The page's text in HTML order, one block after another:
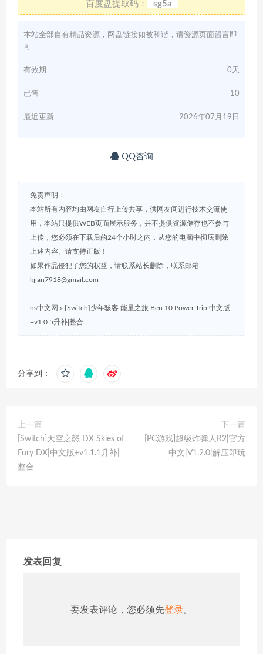
百度盘提取码： sg5a
本站全部自有精品资源，网盘链接如被和谐，请资源页面留言即
可
有效期 0天
已售 10
最近更新 2026年07月19日
QQ咨询
免责声明：
本站所有内容均由网友自行上传共享，供网友间进行技术交流使
用，本站只提供WEB页面展示服务，并不提供资源储存也不参与
上传，您必须在下载后的24个小时之内，从您的电脑中彻底删除
上述内容。请支持正版！
如果作品侵犯了您的权益，请联系站长删除，联系邮箱
kjian7918@gmail.com
ns中文网 » [Switch]少年骇客 能量之旅 Ben 10 Power Trip|中文版
+v1.0.5升补|整合
分享到：
上一篇
[Switch]天空之怒 DX Skies of
Fury DX|中文版+v1.1.1升补|
整合
下一篇
[PC游戏]超级炸弹人R2|官方
中文|V1.2.0|解压即玩
发表回复
要发表评论，您必须先登录。